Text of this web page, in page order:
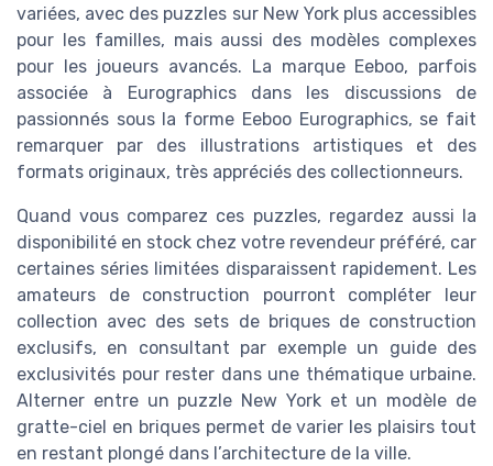
variées, avec des puzzles sur New York plus accessibles
pour les familles, mais aussi des modèles complexes
pour les joueurs avancés. La marque Eeboo, parfois
associée à Eurographics dans les discussions de
passionnés sous la forme Eeboo Eurographics, se fait
remarquer par des illustrations artistiques et des
formats originaux, très appréciés des collectionneurs.
Quand vous comparez ces puzzles, regardez aussi la
disponibilité en stock chez votre revendeur préféré, car
certaines séries limitées disparaissent rapidement. Les
amateurs de construction pourront compléter leur
collection avec des sets de briques de construction
exclusifs, en consultant par exemple un guide des
exclusivités pour rester dans une thématique urbaine.
Alterner entre un puzzle New York et un modèle de
gratte-ciel en briques permet de varier les plaisirs tout
en restant plongé dans l’architecture de la ville.